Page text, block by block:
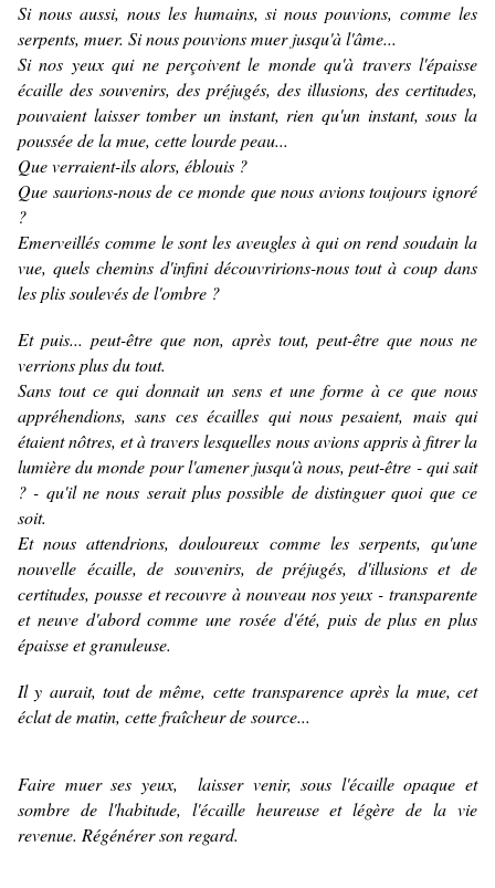
Si nous aussi, nous les humains, si nous pouvions, comme les
serpents, muer. Si nous pouvions muer jusqu'à l'âme...
Si nos yeux qui ne perçoivent le monde qu'à travers l'épaisse
écaille des souvenirs, des préjugés, des illusions, des certitudes,
pouvaient laisser tomber un instant, rien qu'un instant, sous la
poussée de la mue, cette lourde peau...
Que verraient-ils alors, éblouis ?
Que saurions-nous de ce monde que nous avions toujours ignoré
?
Emerveillés comme le sont les aveugles à qui on rend soudain la
vue, quels chemins d'infini découvririons-nous tout à coup dans
les plis soulevés de l'ombre ?
Et puis... peut-être que non, après tout, peut-être que nous ne
verrions plus du tout.
Sans tout ce qui donnait un sens et une forme à ce que nous
appréhendions, sans ces écailles qui nous pesaient, mais qui
étaient nôtres, et à travers lesquelles nous avions appris à fitrer la
lumière du monde pour l'amener jusqu'à nous, peut-être - qui sait
? - qu'il ne nous serait plus possible de distinguer quoi que ce
soit.
Et nous attendrions, douloureux comme les serpents, qu'une
nouvelle écaille, de souvenirs, de préjugés, d'illusions et de
certitudes, pousse et recouvre à nouveau nos yeux - transparente
et neuve d'abord comme une rosée d'été, puis de plus en plus
épaisse et granuleuse.
Il y aurait, tout de même, cette transparence après la mue, cet
éclat de matin, cette fraîcheur de source...
Faire muer ses yeux, laisser venir, sous l'écaille opaque et
sombre de l'habitude, l'écaille heureuse et légère de la vie
revenue. Régénérer son regard.